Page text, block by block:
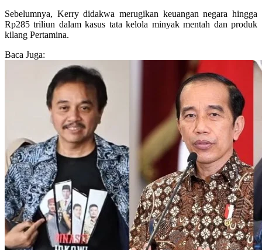
Sebelumnya, Kerry didakwa merugikan keuangan negara hingga
Rp285 triliun dalam kasus tata kelola minyak mentah dan produk
kilang Pertamina.
Baca Juga: